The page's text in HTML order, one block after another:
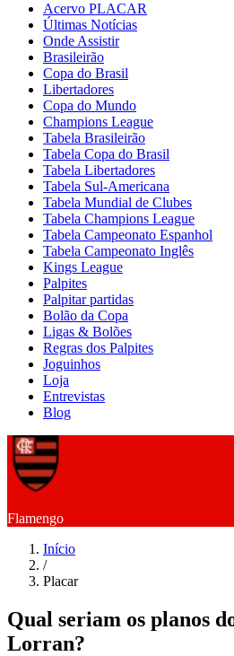
Acervo PLACAR
Últimas Notícias
Onde Assistir
Brasileirão
Copa do Brasil
Libertadores
Copa do Mundo
Champions League
Tabela Brasileirão
Tabela Copa do Brasil
Tabela Libertadores
Tabela Sul-Americana
Tabela Mundial de Clubes
Tabela Champions League
Tabela Campeonato Espanhol
Tabela Campeonato Inglês
Kings League
Palpites
Palpitar partidas
Bolão da Copa
Ligas & Bolões
Regras dos Palpites
Joguinhos
Loja
Entrevistas
Blog
Flamengo
Início
/
Placar
Qual seriam os planos
Lorran?